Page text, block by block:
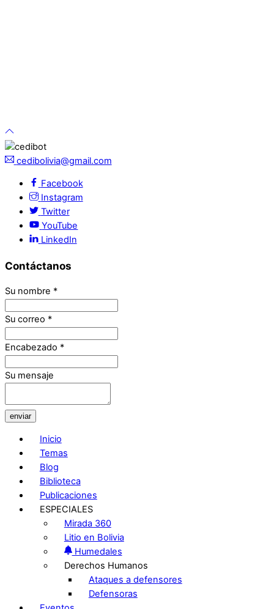
cedibolivia@gmail.com
Facebook
Instagram
Twitter
YouTube
LinkedIn
Contáctanos
Su nombre *
Su correo *
Encabezado *
Su mensaje
enviar
Inicio
Temas
Blog
Biblioteca
Publicaciones
ESPECIALES
Mirada 360
Litio en Bolivia
Humedales
Derechos Humanos
Ataques a defensores
Defensoras